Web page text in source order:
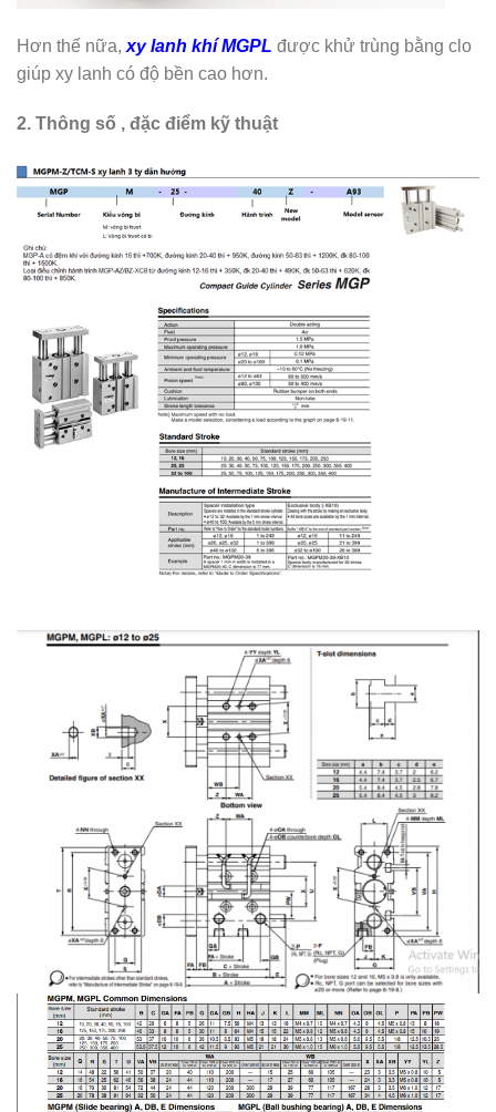
Hơn thế nữa, xy lanh khí MGPL được khử trùng bằng clo
giúp xy lanh có độ bền cao hơn.
2. Thông số , đặc điểm kỹ thuật